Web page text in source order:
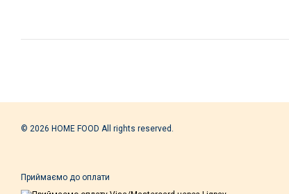
© 2026 HOME FOOD All rights reserved.
Приймаємо до оплати